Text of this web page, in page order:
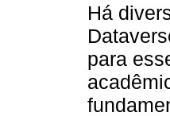
Há
para